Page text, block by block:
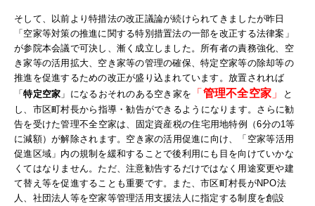
そして、以前より特措法の改正議論が続けられてきましたが昨日
「空家等対策の推進に関する特別措置法の一部を改正する法律案」
が参院本会議で可決し、漸く成立しました。 所有者の責務強化、空
き家等の活用拡大、空き家等の管理の確保、特定空家等の除却等の
推進を促進するための改正が盛り込まれています。 放置されれば
「特定空家 」になるおそれのある空き家を 「 管理不全空家 」
と
し、市区町村長から指導・勧告ができるようになります。さらに勧
告を受けた管理不全空家は、固定資産税の住宅用地特例（6分の1等
に減額）が解除されます。 空き家の活用促進に向け、「空家等活用
促進区域」内の規制を緩和することで後利用にも目を向けていかな
くてはなりません。ただ、注意勧告するだけではなく用途変更や建
て替え等を促進することも重要です。
また、市区町村長がNPO法
人、社団法人等を空家等管理活用支援法人に指定する制度を創設